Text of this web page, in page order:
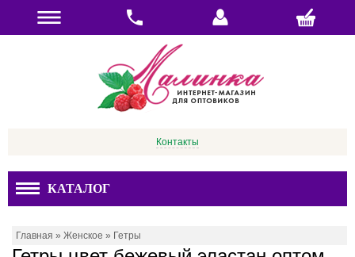
Контакты
КАТАЛОГ
Главная » Женское » Гетры